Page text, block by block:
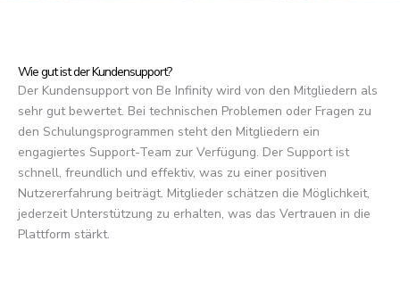
Wie gut ist der Kundensupport?
Der Kundensupport von Be Infinity wird von den Mitgliedern als
sehr gut bewertet. Bei technischen Problemen oder Fragen zu
den Schulungsprogrammen steht den Mitgliedern ein
engagiertes Support-Team zur Verfügung. Der Support ist
schnell, freundlich und effektiv, was zu einer positiven
Nutzererfahrung beiträgt. Mitglieder schätzen die Möglichkeit,
jederzeit Unterstützung zu erhalten, was das Vertrauen in die
Plattform stärkt.